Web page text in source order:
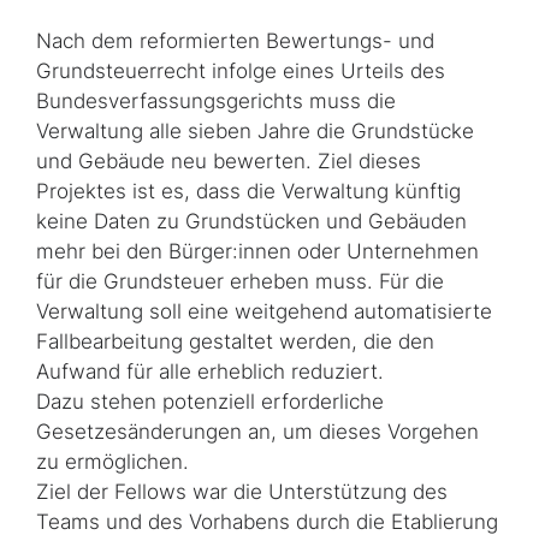
Nach dem reformierten Bewertungs- und
Grundsteuerrecht infolge eines Urteils des
Bundesverfassungsgerichts muss die
Verwaltung alle sieben Jahre die Grundstücke
und Gebäude neu bewerten. Ziel dieses
Projektes ist es, dass die Verwaltung künftig
keine Daten zu Grundstücken und Gebäuden
mehr bei den Bürger:innen oder Unternehmen
für die Grundsteuer erheben muss. Für die
Verwaltung soll eine weitgehend automatisierte
Fallbearbeitung gestaltet werden, die den
Aufwand für alle erheblich reduziert.
Dazu stehen potenziell erforderliche
Gesetzesänderungen an, um dieses Vorgehen
zu ermöglichen.
Ziel der Fellows war die Unterstützung des
Teams und des Vorhabens durch die Etablierung